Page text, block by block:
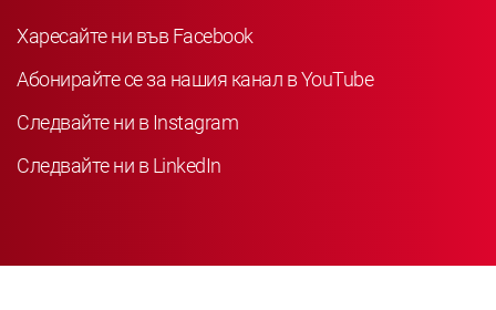
Харесайте ни във Facebook
Абонирайте се за нашия канал в YouTube
Следвайте ни в Instagram
Следвайте ни в LinkedIn